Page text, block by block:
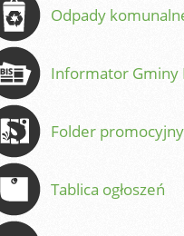
Odpady
Informator Gminy
Folder promocyjny
Tablica ogłoszeń